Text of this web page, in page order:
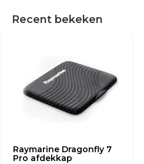
Recent bekeken
Raymarine Dragonfly 7
Pro afdekkap